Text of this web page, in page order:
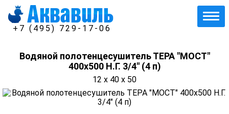
+7 (495) 729-17-06
Водяной полотенцесушитель ТЕРА "МОСТ"
400х500 Н.Г. 3/4" (4 п)
12 x 40 x 50